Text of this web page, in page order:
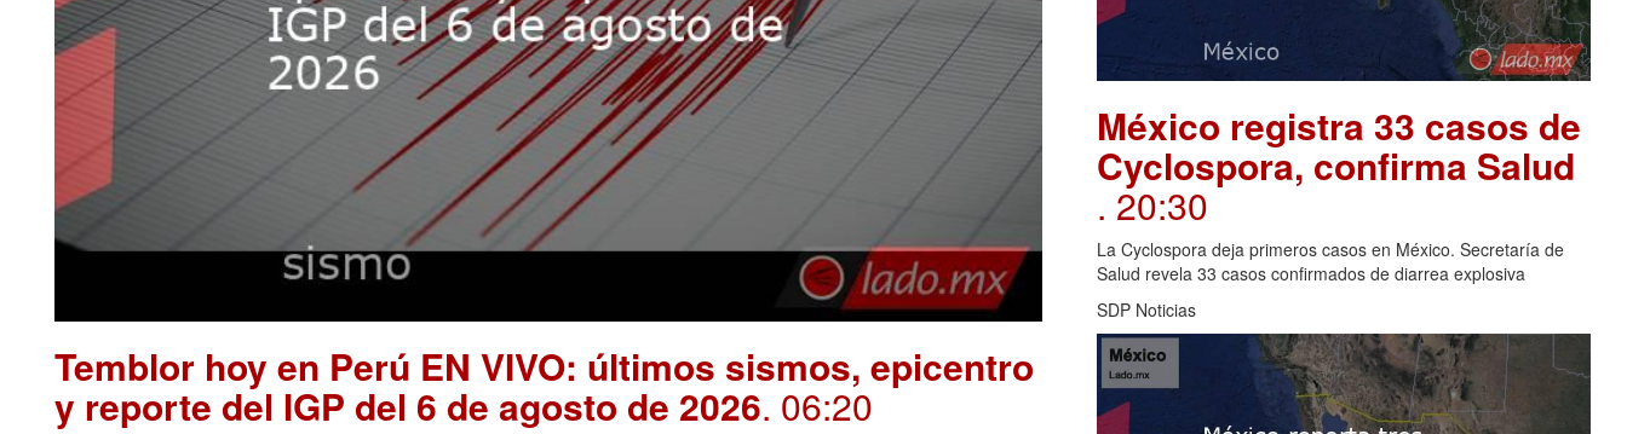
Temblor hoy en Perú EN VIVO: últimos sismos, epicentro
y reporte del IGP del 6 de agosto de 2026. 06:20
México registra 33 casos de
Cyclospora, confirma Salud
. 20:30
La Cyclospora deja primeros casos en México. Secretaría de
Salud revela 33 casos confirmados de diarrea explosiva
SDP Noticias